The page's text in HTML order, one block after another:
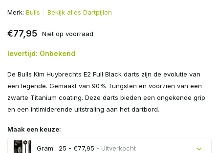
Merk: Bulls Bekijk alles Dartpijlen
€77,95 Niet op voorraad
levertijd: Onbekend
De Bulls Kim Huybrechts E2 Full Black darts zijn de evolutie van
een legende. Gemaakt van 90% Tungsten en voorzien van een
zwarte Titanium coating. Deze darts bieden een ongekende grip
en een intimiderende uitstraling aan het dartbord.
Maak een keuze:
Gram : 25 - €77,95 - Uitverkocht